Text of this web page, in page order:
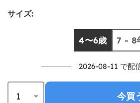
サイズ:
4〜6歳 7 -
2026-08-11 で配
今買